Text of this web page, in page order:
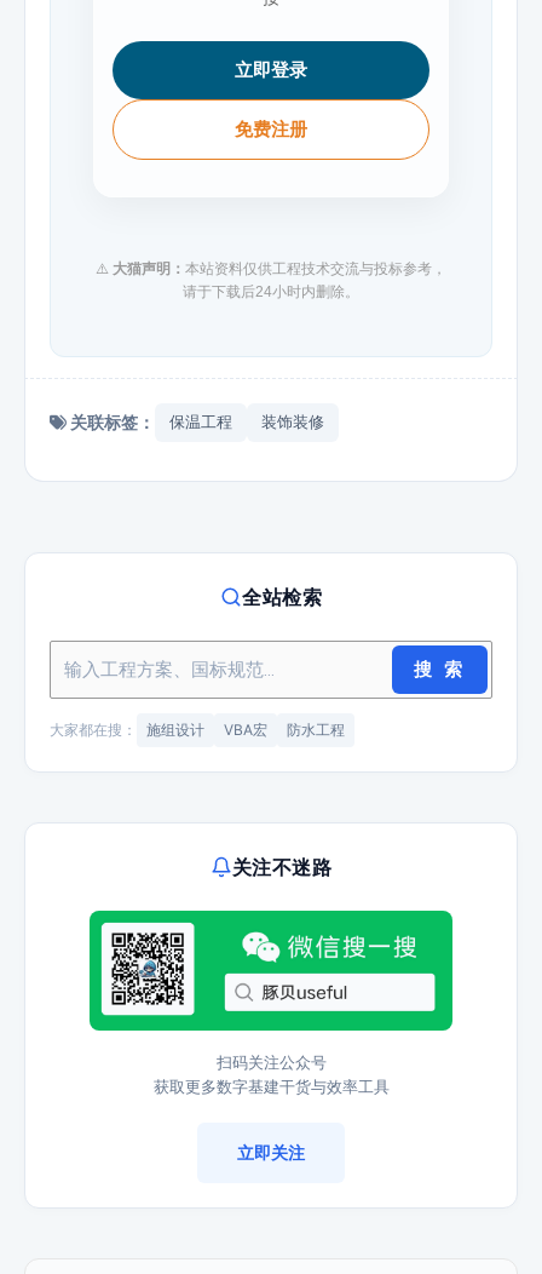
立即登录
免费注册
⚠️ 大猫声明： 本站资料仅供工程技术交流与投标参考，
请于下载后24小时内删除。
关联标签： 保温工程 装饰装修
全站检索
搜 索
大家都在搜： 施组设计 VBA宏 防水工程
关注不迷路
扫码关注公众号
获取更多数字基建干货与效率工具
立即关注